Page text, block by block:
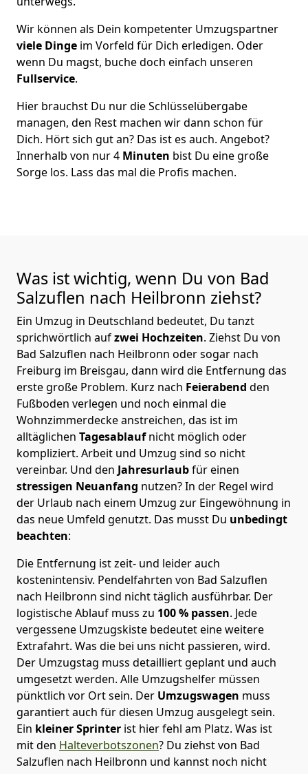
Wir können als Dein kompetenter Umzugspartner
viele Dinge im Vorfeld für Dich erledigen. Oder
wenn Du magst, buche doch einfach unseren
Fullservice.
Hier brauchst Du nur die Schlüsselübergabe
managen, den Rest machen wir dann schon für
Dich. Hört sich gut an? Das ist es auch. Angebot?
Innerhalb von nur 4 Minuten bist Du eine große
Sorge los. Lass das mal die Profis machen.
Was ist wichtig, wenn Du von Bad
Salzuflen nach Heilbronn ziehst?
Ein Umzug in Deutschland bedeutet, Du tanzt
sprichwörtlich aufzwei Hochzeiten. Ziehst Du von
Bad Salzuflen nach Heilbronn oder sogar nach
Freiburg im Breisgau, dann wird die Entfernung das
erste große Problem. Kurz nach Feierabend den
Fußboden verlegen und noch einmal die
Wohnzimmerdecke anstreichen, das ist im
alltäglichen Tagesablaufnicht möglich oder
kompliziert. Arbeit und Umzug sind so nicht
vereinbar. Und den Jahresurlaubfür einen
stressigen Neuanfang nutzen? In der Regel wird
der Urlaub nach einem Umzug zur Eingewöhnung in
das neue Umfeld genutzt. Das musst Du unbedingt
beachten:
Die Entfernung ist zeit- und leider auch
kostenintensiv. Pendelfahrten von Bad Salzuflen
nach Heilbronn sind nicht täglich ausführbar. Der
logistische Ablauf muss zu 100 % passen. Jede
vergessene Umzugskiste bedeutet eine weitere
Extrafahrt. Was die bei uns nicht passieren, wird.
Der Umzugstag muss detailliert geplant und auch
umgesetzt werden. Alle Umzugshelfer müssen
pünktlich vor Ort sein. Der Umzugswagen muss
garantiert auch für diesen Umzug ausgelegt sein.
Ein kleiner Sprinter ist hier fehl am Platz. Was ist
mit den Halteverbotszonen? Du ziehst von Bad
Salzuflen nach Heilbronn und kannst noch nicht